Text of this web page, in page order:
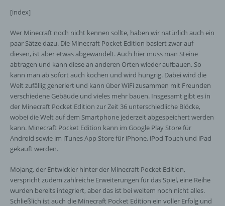
[index]
Wer Minecraft noch nicht kennen sollte, haben wir natürlich auch ein
paar Sätze dazu. Die Minecraft Pocket Edition basiert zwar auf
diesen, ist aber etwas abgewandelt. Auch hier muss man Steine
abtragen und kann diese an anderen Orten wieder aufbauen. So
kann man ab sofort auch kochen und wird hungrig. Dabei wird die
Welt zufällig generiert und kann über WiFi zusammen mit Freunden
verschiedene Gebäude und vieles mehr bauen. Insgesamt gibt es in
der Minecraft Pocket Edition zur Zeit 36 unterschiedliche Blöcke,
wobei die Welt auf dem Smartphone jederzeit abgespeichert werden
kann. Minecraft Pocket Edition kann im Google Play Store für
Android sowie im iTunes App Store für iPhone, iPod Touch und iPad
gekauft werden.
Mojang, der Entwickler hinter der Minecraft Pocket Edition,
verspricht zudem zahlreiche Erweiterungen für das Spiel, eine Reihe
wurden bereits integriert, aber das ist bei weitem noch nicht alles.
Schließlich ist auch die Minecraft Pocket Edition ein voller Erfolg und